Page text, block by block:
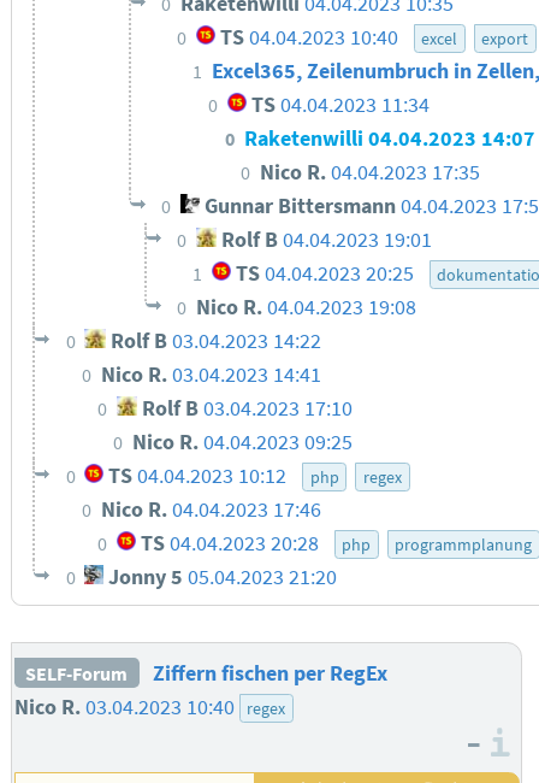
0 TS04.04.2023 10:40 excel export
1 Excel365, Zeilenumbruch in
0 TS04.04.2023 11:34
0 Raketenwilli 04.04.2023 14:07
0 Nico R.04.04.2023 17:35
0 Gunnar Bittersmann 04.04.2023
0 Rolf B 04.04.2023 19:01
1 TS04.04.2023 20:25
0 Nico R.04.04.2023 19:08
0 Rolf B03.04.2023 14:22
0 Nico R.03.04.2023 14:41
0 Rolf B 03.04.2023 17:10
0 Nico R.04.04.2023 09:25
0 TS04.04.2023 10:12 php regex
0 Nico R.04.04.2023 17:46
0 TS04.04.2023 20:28 php programmplanung
0 Jonny 5 05.04.2023 21:20
SELF-Forum
Ziffern fischen per RegEx
Nico R.03.04.2023 10:40 regex
–